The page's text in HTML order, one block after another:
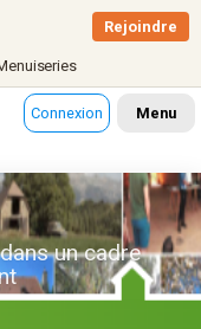
Rejoindre
Connexion Menu
un cadre